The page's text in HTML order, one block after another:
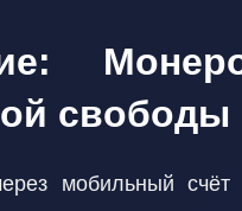
свободы
мобильный